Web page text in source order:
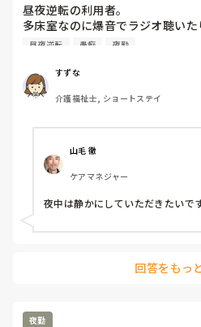
昼夜逆転の利用者。
多床室なのに爆音でラジオ聴い
で歌ったり本当に勘弁してほしい。
昼夜逆転 愚痴 夜勤
すずな
介護福祉士, ショートステイ
山毛 徹
ケアマネジャー
夜中は静かにしていただきたいで
回答をもっ
夜勤